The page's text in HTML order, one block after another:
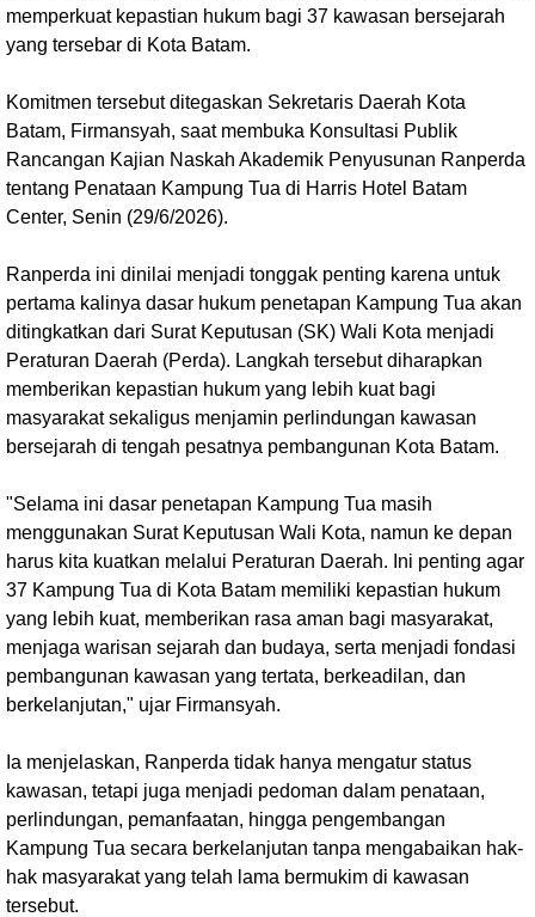
memperkuat kepastian hukum bagi 37 kawasan bersejarah
yang tersebar di Kota Batam.
Komitmen tersebut ditegaskan Sekretaris Daerah Kota
Batam, Firmansyah, saat membuka Konsultasi Publik
Rancangan Kajian Naskah Akademik Penyusunan Ranperda
tentang Penataan Kampung Tua di Harris Hotel Batam
Center, Senin (29/6/2026).
Ranperda ini dinilai menjadi tonggak penting karena untuk
pertama kalinya dasar hukum penetapan Kampung Tua akan
ditingkatkan dari Surat Keputusan (SK) Wali Kota menjadi
Peraturan Daerah (Perda). Langkah tersebut diharapkan
memberikan kepastian hukum yang lebih kuat bagi
masyarakat sekaligus menjamin perlindungan kawasan
bersejarah di tengah pesatnya pembangunan Kota Batam.
"Selama ini dasar penetapan Kampung Tua masih
menggunakan Surat Keputusan Wali Kota, namun ke depan
harus kita kuatkan melalui Peraturan Daerah. Ini penting agar
37 Kampung Tua di Kota Batam memiliki kepastian hukum
yang lebih kuat, memberikan rasa aman bagi masyarakat,
menjaga warisan sejarah dan budaya, serta menjadi fondasi
pembangunan kawasan yang tertata, berkeadilan, dan
berkelanjutan," ujar Firmansyah.
Ia menjelaskan, Ranperda tidak hanya mengatur status
kawasan, tetapi juga menjadi pedoman dalam penataan,
perlindungan, pemanfaatan, hingga pengembangan
Kampung Tua secara berkelanjutan tanpa mengabaikan hak-
hak masyarakat yang telah lama bermukim di kawasan
tersebut.